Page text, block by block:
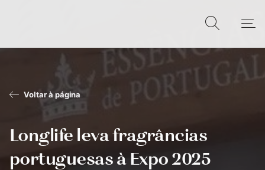
Voltar à página
Longlife leva fragrâncias
portuguesas à Expo 2025